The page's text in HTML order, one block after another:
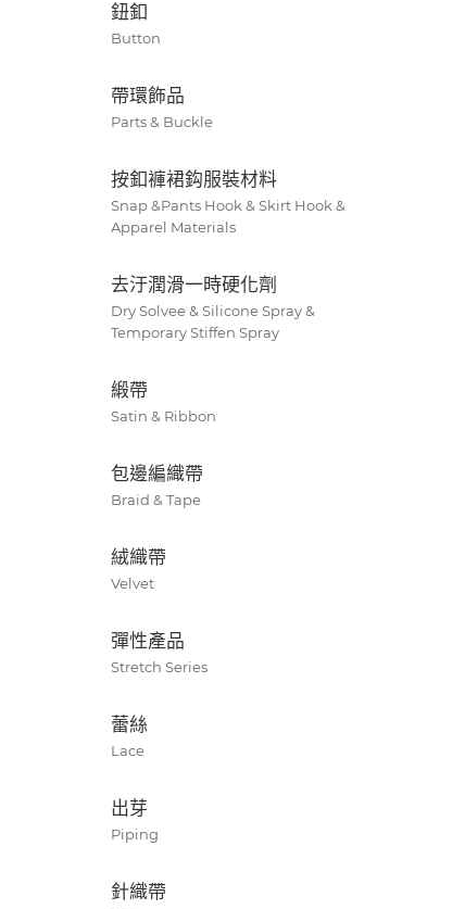
鈕釦
Button
帶環飾品
Parts & Buckle
按釦褲裙鈎服裝材料
Snap &Pants Hook & Skirt Hook &
Apparel Materials
去汙潤滑一時硬化劑
Dry Solvee & Silicone Spray &
Temporary Stiffen Spray
緞帶
Satin & Ribbon
包邊編織帶
Braid & Tape
絨織帶
Velvet
彈性產品
Stretch Series
蕾絲
Lace
出芽
Piping
針織帶